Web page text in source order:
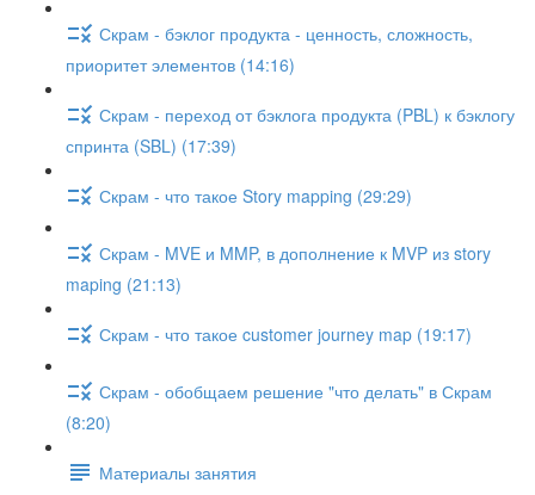
Скрам - бэклог продукта - ценность, сложность,
приоритет элементов (14:16)
Скрам - переход от бэклога продукта (PBL) к бэклогу
спринта (SBL) (17:39)
Скрам - что такое Story mapping (29:29)
Скрам - MVE и MMP, в дополнение к MVP из story
maping (21:13)
Скрам - что такое customer journey map (19:17)
Скрам - обобщаем решение "что делать" в Скрам
(8:20)
Материалы занятия